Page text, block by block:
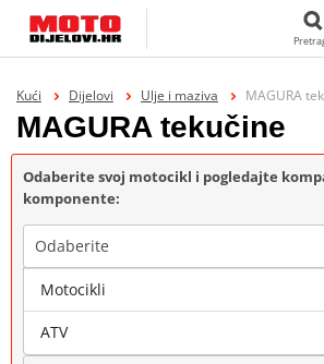
Kući Dijelovi Ulje i maziva MAGURA
MAGURA tekučine
Odaberite svoj motocikl i pogledajte
komponente:
Odaberite
Marka
Motocikli
ATV